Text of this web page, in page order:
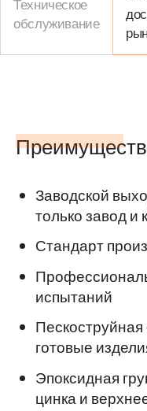
Техническое
обслуживание
Заводской
только завод и
Стандарт
испытаний
готовые
Эпоксидная
цинка и